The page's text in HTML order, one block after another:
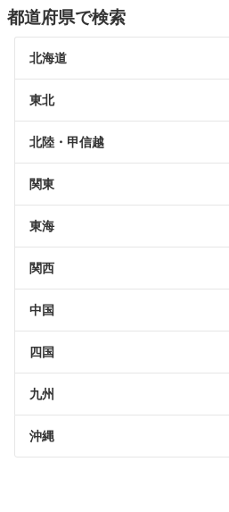
都道府県で検索
北海道
東北
北陸・甲信越
関東
東海
関西
中国
四国
九州
沖縄